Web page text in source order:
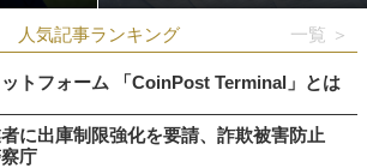
人気記事ランキング 一覧 ＞
トフォーム 「CoinPost Terminal」とは
に出庫制限強化を要請、詐欺被害防止
庁